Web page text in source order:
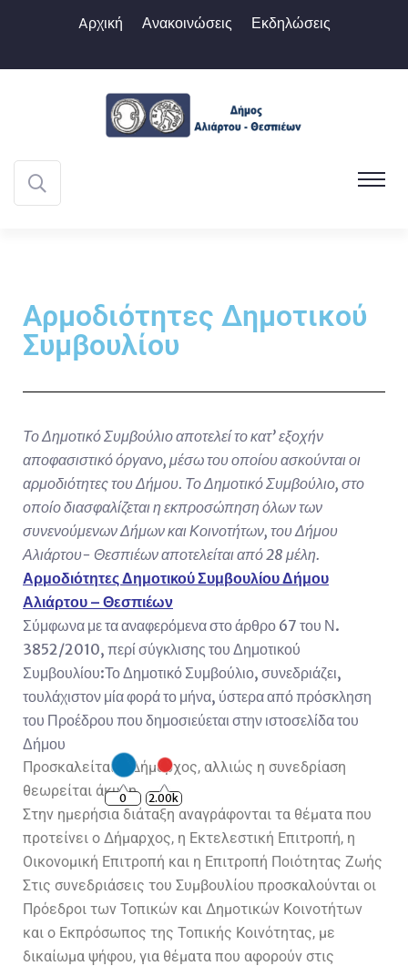
Aρχική Ανακοινώσεις Εκδηλώσεις
Αρμοδιότητες Δημοτικού
Συμβουλίου
Το Δημοτικό Συμβούλιο αποτελεί το κατ’ εξοχήν
αποφασιστικό όργανο, μέσω του οποίου ασκούνται οι
αρμοδιότητες του Δήμου. Το Δημοτικό Συμβούλιο, στο
οποίο διασφαλίζεται η εκπροσώπηση όλων των
συνενούμενων Δήμων και Κοινοτήτων, του Δήμου
Αλιάρτου- Θεσπιέων αποτελείται από 28 μέλη.
Αρμοδιότητες Δημοτικού Συμβουλίου Δήμου
Αλιάρτου – Θεσπιέων
Σύμφωνα με τα αναφερόμενα στο άρθρο 67 του Ν.
3852/2010, περί σύγκλισης του Δημοτικού
Συμβουλίου:Το Δημοτικό Συμβούλιο, συνεδριάζει,
τουλάχιστον μία φορά το μήνα, ύστερα από πρόσκληση
του Προέδρου που δημοσιεύεται στην ιστοσελίδα του
Δήμου
Προσκαλείται ο Δήμαρχος, αλλιώς η συνεδρίαση
θεωρείται άκυρη
Στην ημερήσια διάταξη αναγράφονται τα θέματα που
προτείνει ο Δήμαρχος, η Εκτελεστική Επιτροπή, η
Οικονομική Επιτροπή και η Επιτροπή Ποιότητας Ζωής
Στις συνεδριάσεις του Συμβουλίου προσκαλούνται οι
Πρόεδροι των Τοπικών και Δημοτικών Κοινοτήτων
και ο Εκπρόσωπος της Τοπικής Κοινότητας, με
δικαίωμα ψήφου, για θέματα που αφορούν στις
0 2.00k